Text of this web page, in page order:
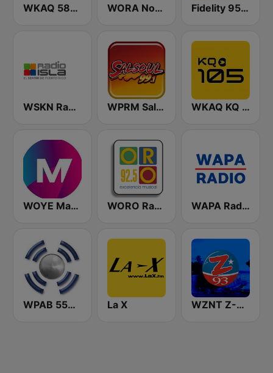
WKAQ 580 AM WORA Noti Uno 630 AM Fidelity 95.7 FM
WSKN Radio Isla 1320 AM WPRM Salsoul 99.1 FM WKAQ KQ 105
WOYE Magic 97.3 FM WORO Radio Oro 92.5 FM WAPA Radio
WPAB 550 AM La X WZNT Z-93 FM